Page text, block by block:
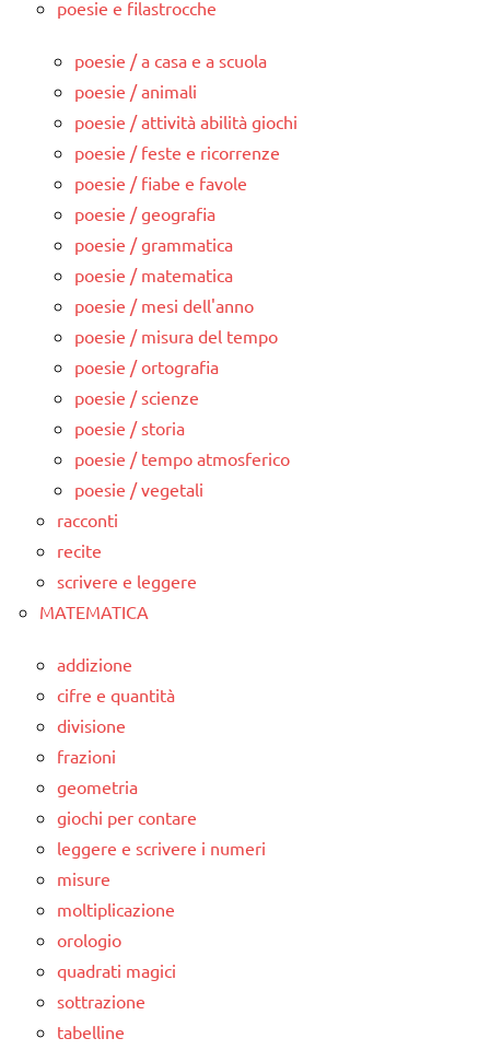
poesie e filastrocche
poesie / a casa e a scuola
poesie / animali
poesie / attività abilità giochi
poesie / feste e ricorrenze
poesie / fiabe e favole
poesie / geografia
poesie / grammatica
poesie / matematica
poesie / mesi dell'anno
poesie / misura del tempo
poesie / ortografia
poesie / scienze
poesie / storia
poesie / tempo atmosferico
poesie / vegetali
racconti
recite
scrivere e leggere
MATEMATICA
addizione
cifre e quantità
divisione
frazioni
geometria
giochi per contare
leggere e scrivere i numeri
misure
moltiplicazione
orologio
quadrati magici
sottrazione
tabelline